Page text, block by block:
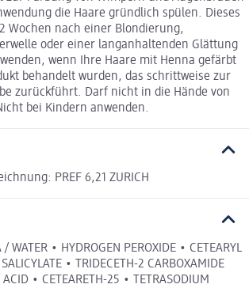
die Haare gründlich spülen. Dieses
Wochen nach einer Blondierung,
oder einer langanhaltenden Glättung
wenn Ihre Haare mit Henna gefärbt
behandelt wurden, das schrittweise zur
zurückführt. Darf nicht in die Hände von
bei Kindern anwenden.
PREF 6,21 ZURICH
/ WATER • HYDROGEN PEROXIDE • CETEARYL
• TRIDECETH-2 CARBOXAMIDE
• CETEARETH-25 • TETRASODIUM